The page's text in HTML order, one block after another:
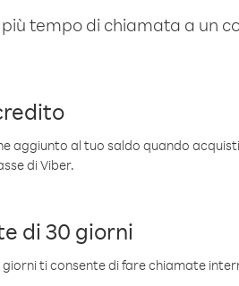
tempo di chiamata a un
aggiunto al tuo saldo quando
di Viber.
di 30 giorni
ti consente di fare chiamate